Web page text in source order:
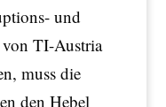
und
von TI-Austria
muss die
den Hebel